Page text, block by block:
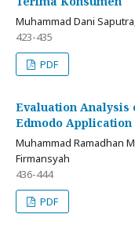
Muhammad Dani
423-435
PDF
Evaluation Analysis
Edmodo
Muhammad Ramadhan
Firmansyah
436-444
PDF